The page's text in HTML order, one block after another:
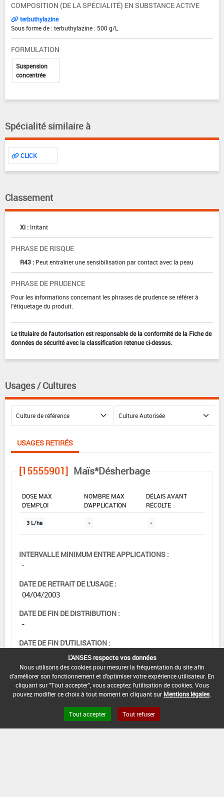
COMPOSITION (DE LA SPÉCIALITÉ) EN SUBSTANCE ACTIVE
terbuthylazine
Sous forme de : terbuthylazine : 500 g/L
FORMULATION
Suspension
concentrée
Spécialité similaire à
CLICK
Classement
Xi : Irritant
PHRASE DE RISQUE
R43 : Peut entraîner une sensibilisation par contact avec la peau
PHRASE DE PRUDENCE
Pour les informations concernant les phrases de prudence se référer à
l'étiquetage du produit.
Le titulaire de l'autorisation est responsable de la conformité de la Fiche de
données de sécurité avec la classification retenue ci-dessus.
Usages / Cultures
USAGES RETIRÉS
[15555901] Maïs*Désherbage
DOSE MAX
D'EMPLOI
NOMBRE MAX
D'APPLICATION
DÉLAIS AVANT
RÉCOLTE
3 L/ha - -
INTERVALLE MINIMUM ENTRE APPLICATIONS :
-
DATE DE RETRAIT DE L'USAGE :
04/04/2003
DATE DE FIN DE DISTRIBUTION :
-
DATE DE FIN D'UTILISATION :
L'ANSES respecte vos données
Nous utilisons des cookies pour mesurer la fréquentation du site afin
d'améliorer son fonctionnement et d'optimiser votre expérience utilisateur. En
cliquant sur "Tout accepter", vous acceptez l'utilisation de cookies. Vous
pouvez modifier ce choix à tout moment en cliquant sur Mentions légales
Tout accepter Tout refuser